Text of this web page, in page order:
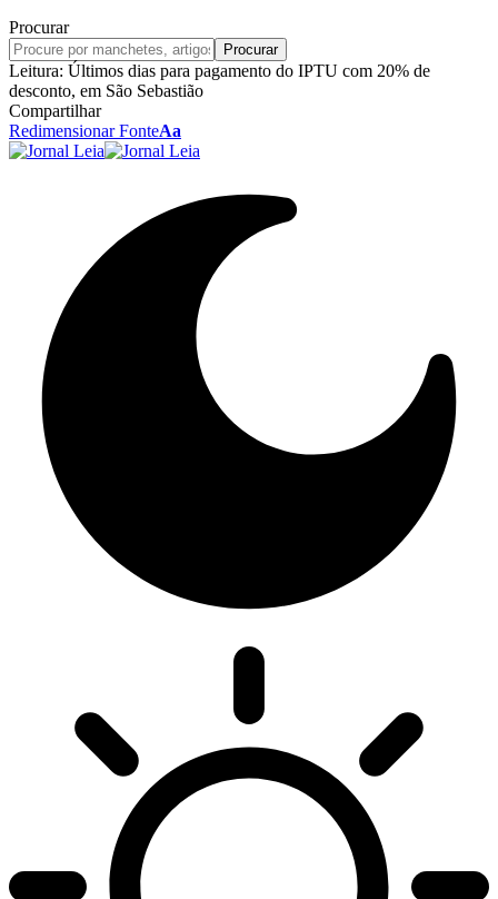
Procurar
Leitura: Últimos dias para pagamento do IPTU com 20% de
desconto, em São Sebastião
Compartilhar
Redimensionar FonteAa